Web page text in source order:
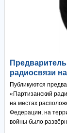
радиосвязи
Публикуются
«Партизанский
на местах
Федерации, на
войны было